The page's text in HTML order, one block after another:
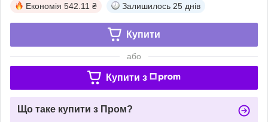
Економія 542.11 ₴ Залишилось 25 днів
Купити
або
Купити з
Що таке купити з Пром?